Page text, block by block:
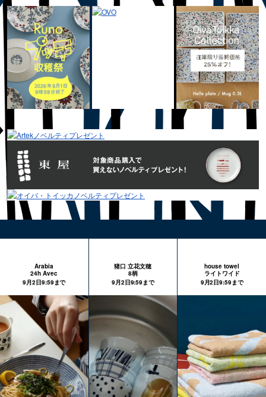
Arabia
24h Avec
9月2日9:59まで
猪口 立花文穂
8柄
9月2日9:59まで
house towel
ライトワイド
9月2日9:59まで